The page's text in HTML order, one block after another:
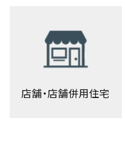
店舗・店舗併用住宅